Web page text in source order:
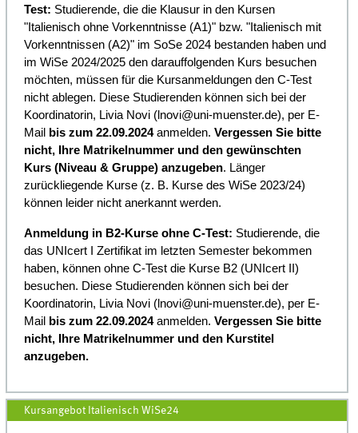
Test: Studierende, die die Klausur in den Kursen
"Italienisch ohne Vorkenntnisse (A1)" bzw. "Italienisch mit
Vorkenntnissen (A2)" im SoSe 2024 bestanden haben und
im WiSe 2024/2025 den darauffolgenden Kurs besuchen
möchten, müssen für die Kursanmeldungen den C-Test
nicht ablegen. Diese Studierenden können sich bei der
Koordinatorin, Livia Novi (lnovi@uni-muenster.de), per E-
Mail
bis zum 22.09.2024anmelden.Vergessen Sie bitte
nicht, Ihre Matrikelnummer und den gewünschten
Kurs (Niveau & Gruppe) anzugeben. Länger
zurückliegende Kurse (z. B. Kurse des WiSe 2023/24)
können leider nicht anerkannt werden.
Anmeldung in B2-Kurse ohne C-Test: Studierende, die
das UNIcert I Zertifikat im letzten Semester bekommen
haben, können ohne C-Test die Kurse B2 (UNIcert II)
besuchen. Diese Studierenden können sich bei der
Koordinatorin, Livia Novi (lnovi@uni-muenster.de), per E-
Mail
bis zum 22.09.2024anmelden.Vergessen Sie bitte
nicht, Ihre Matrikelnummer und den Kurstitel
anzugeben.
Kursangebot Italienisch WiSe24